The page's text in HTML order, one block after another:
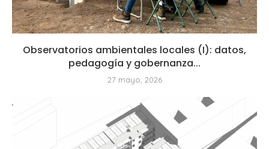
Observatorios ambientales locales (I): datos,
pedagogía y gobernanza...
27 mayo, 2026